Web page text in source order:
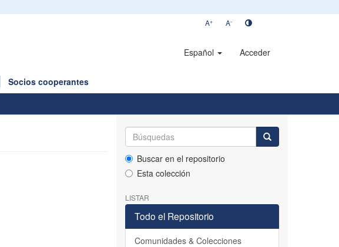
A+ A-
Español Acceder
Socios cooperantes
Buscar en el repositorio
Esta colección
LISTAR
Todo el Repositorio
Comunidades & Colecciones